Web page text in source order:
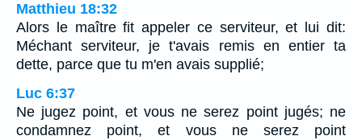
Matthieu 18:32
Alors le maître fit appeler ce serviteur, et lui dit:
Méchant serviteur, je t'avais remis en entier ta
dette, parce que tu m'en avais supplié;
Luc 6:37
Ne jugez point, et vous ne serez point jugés; ne
condamnez point, et vous ne serez point